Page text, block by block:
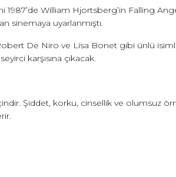
1987’de William Hjortsberg’in Falling
sinemaya uyarlanmıştı.
De Niro ve Lisa Bonet gibi ünlü
karşısına çıkacak.
Şiddet, korku, cinsellik ve olumsuz